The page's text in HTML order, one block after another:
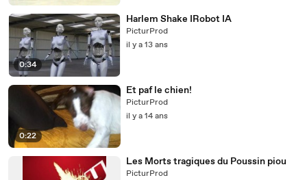
0:34
Harlem Shake IRobot IA
PicturProd
il y a 13 ans
0:22
Et paf le chien!
PicturProd
il y a 14 ans
Les Morts tragiques du Poussin piou
PicturProd